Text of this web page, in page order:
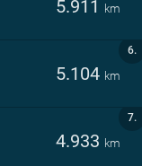
5.911 km
6.
5.104 km
7.
4.933 km